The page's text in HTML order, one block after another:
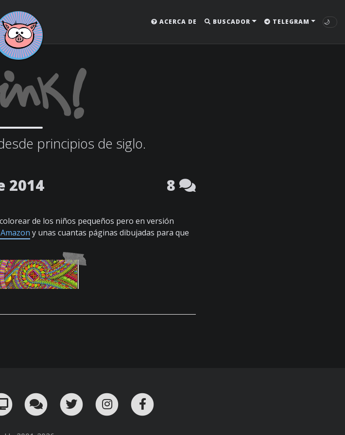
ACERCA DE BUSCADOR TELEGRAM 🌙
principios de siglo.
2014 8
de los niños pequeños pero en versión
y unas cuantas páginas dibujadas para que
email!canal en Telegram!
Oink! TV Charla con nosotros en Telegram
Twitter Instagram